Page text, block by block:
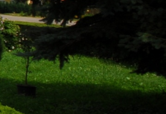
Egészségügy
Óvoda